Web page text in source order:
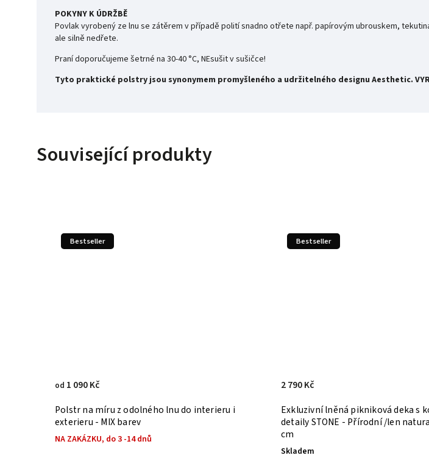
POKYNY K ÚDRŽBĚ
Povlak vyrobený ze lnu se zátěrem v případě polití snadno otřete např. papírovým ubrouskem,
ale silně nedřete.
Praní doporučujeme šetrné na 30-40 °C, NEsušit v sušičce!
Tyto praktické polstry jsou synonymem promyšleného a udržitelného designu Aesthetic.
Související produkty
Bestseller
Polstr na míru z odolného lnu do interieru i
exterieru - MIX barev
NA ZAKÁZKU, do 3 -14 dnů
od 1 090 Kč
Bestseller
Exkluzivní lněná pikniková deka s
detaily STONE - Přírodní /len
cm
Skladem
2 790 Kč